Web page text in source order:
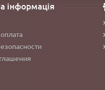
інформація